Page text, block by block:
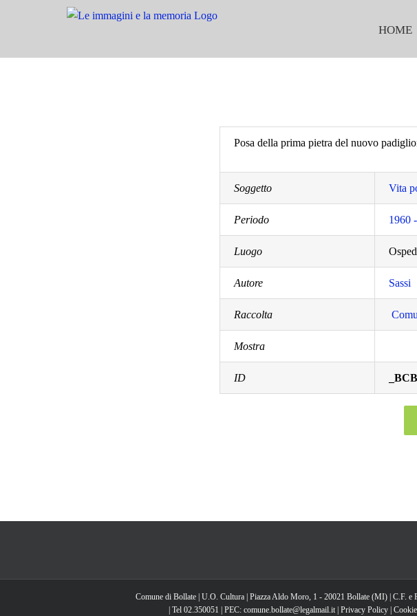
HOME
Posa della prima pietra del nuovo
Soggetto Vita
Periodo 1960
Luogo
Autore Sassi
Raccolta
Mostra
ID
Comune di Bollate | U.O. Cultura | Piazza Aldo Moro, 1 - 20021 Bollate (MI) | C.F. e
| Tel 02.350051 | PEC: comune.bollate@legalmail.it | Privacy Policy